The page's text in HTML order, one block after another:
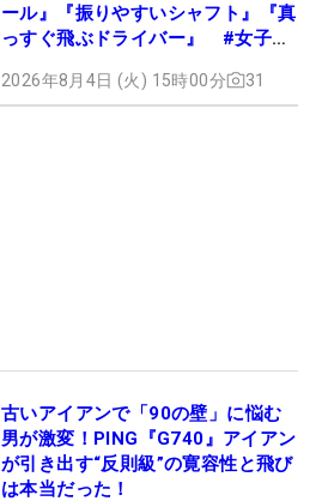
ール』『振りやすいシャフト』『真
っすぐ飛ぶドライバー』 #女子プ
2026年8月4日 (火) 15時00分 31
古いアイアンで「90の壁」に悩む
男が激変！PING『G740』アイアン
が引き出す“反則級”の寛容性と飛び
は本当だった！